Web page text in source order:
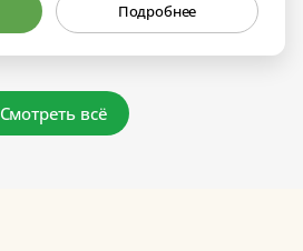
Подробнее
Смотреть всё